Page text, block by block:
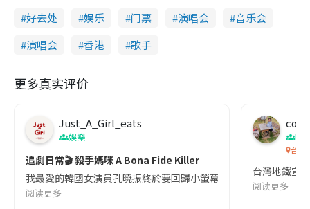
好去处 娱乐 门票 演唱会
音乐会
演唱会
香港 歌手
更多真实评价
Just_A_Girl_eats
娛樂
追劇日常🎬 殺手媽咪 A Bona Fide Killer
我最愛的韓國女演員孔曉振終於要回歸小螢幕啦!這次的劇本改編
阅读更多
co
吹
台灣
台灣地鐵宣
阅读更多